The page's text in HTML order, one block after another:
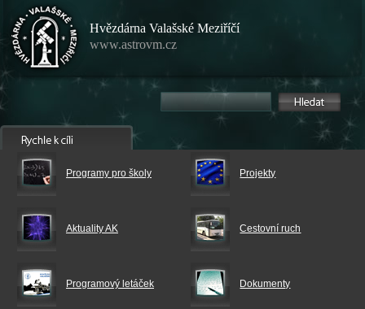
Hvězdárna Valašské Meziříčí
www.astrovm.cz
Programy pro školy Projekty
Aktuality AK Cestovní ruch
Programový letáček Dokumenty